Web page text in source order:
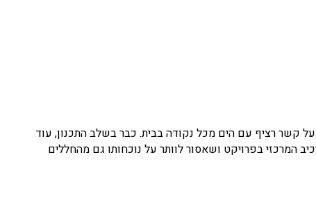
תוכננה כך שתשמור על קשר רציף עם הים מכל נקודה בבית. כבר בשלב התכנון, עוד
המרכזי בפרויקט ושאסור לוותר על נוכחותו גם מהחללים